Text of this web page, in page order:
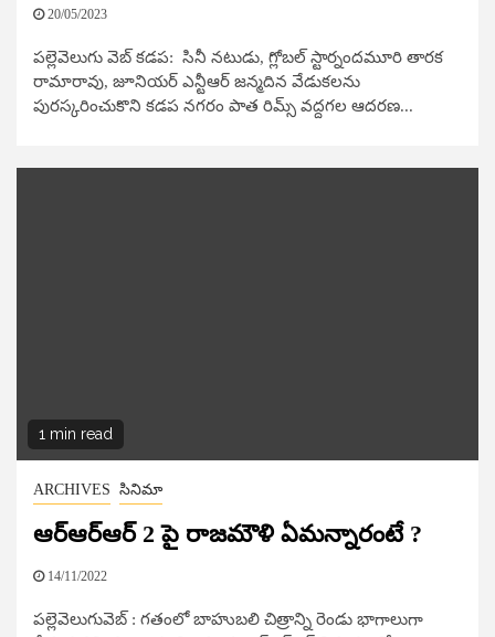
20/05/2023
పల్లెవెలుగు వెబ్ కడప: సినీ నటుడు, గ్లోబల్ స్టార్నందమూరి తారక
రామారావు, జూనియర్ ఎన్టీఆర్ జన్మదిన వేడుకలను
పురస్కరించుకొని కడప నగరం పాత రిమ్స్ వద్దగల ఆదరణ...
1 min read
ARCHIVES సినిమా
ఆర్ఆర్ఆర్ 2 పై రాజమౌళి ఏమన్నారంటే ?
14/11/2022
పల్లెవెలుగువెబ్ : గతంలో బాహుబలి చిత్రాన్ని రెండు భాగాలుగా